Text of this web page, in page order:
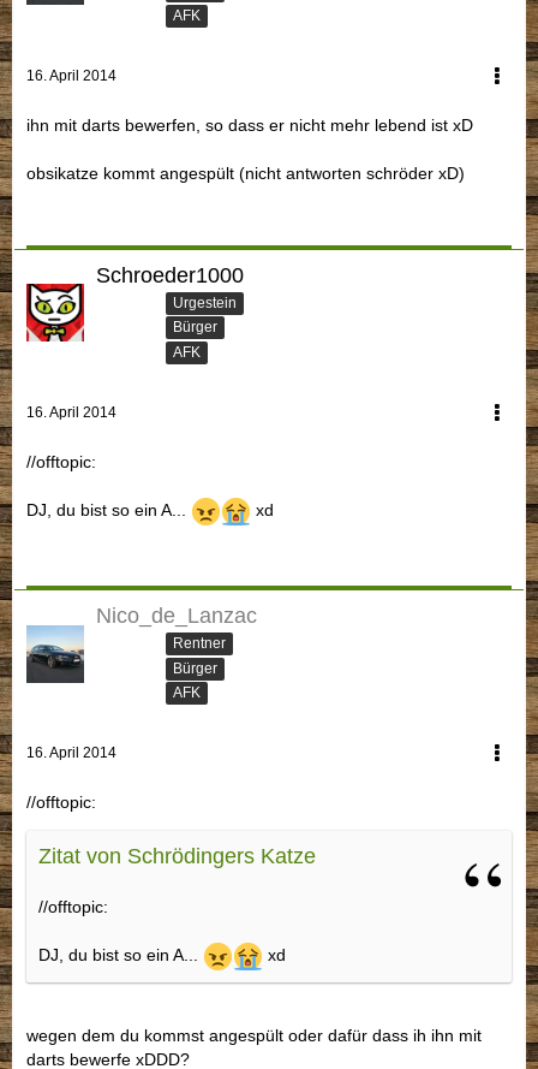
AFK
16. April 2014
ihn mit darts bewerfen, so dass er nicht mehr lebend ist xD
obsikatze kommt angespült (nicht antworten schröder xD)
Schroeder1000
Urgestein
Bürger
AFK
16. April 2014
//offtopic:
DJ, du bist so ein A... xd
Nico_de_Lanzac
Rentner
Bürger
AFK
16. April 2014
//offtopic:
Zitat von Schrödingers Katze
//offtopic:
DJ, du bist so ein A... xd
wegen dem du kommst angespült oder dafür dass ih ihn mit
darts bewerfe xDDD?